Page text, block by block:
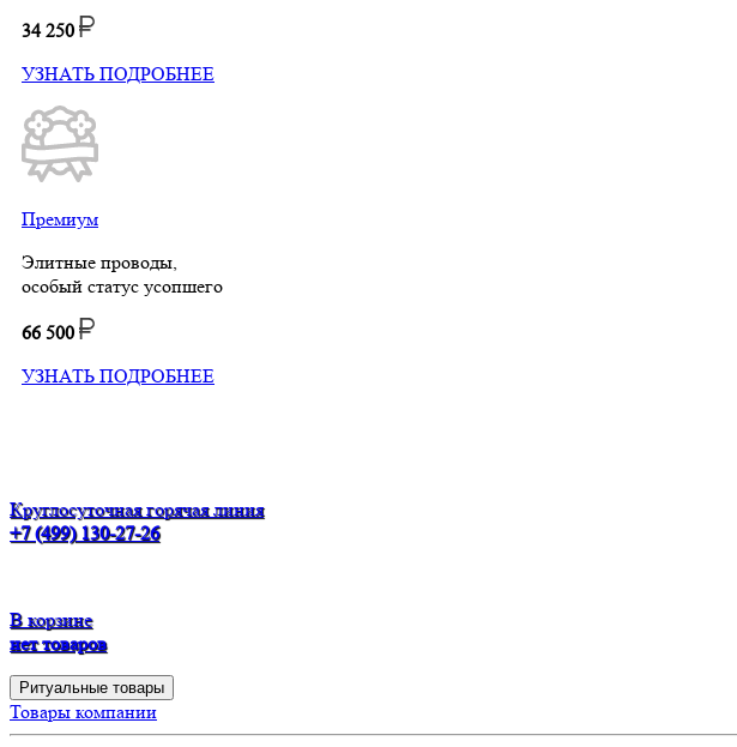
34 250
УЗНАТЬ ПОДРОБНЕЕ
Премиум
Элитные проводы,
особый статус усопшего
66 500
УЗНАТЬ ПОДРОБНЕЕ
Круглосуточная горячая линия
+7 (499) 130-27-26
В корзине
нет товаров
Ритуальные товары
Товары компании